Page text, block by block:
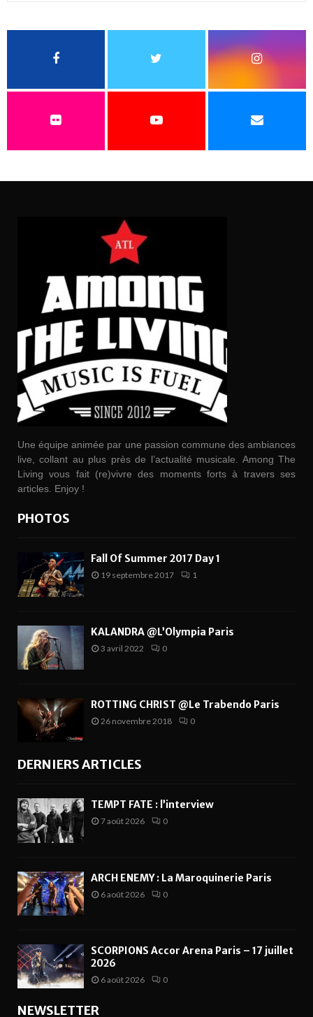
Une équipe animée par une passion commune des ambiances
live, collant au plus près de l’actualité musicale. Among The
Living vous fait (re)vivre des moments forts à travers ses
articles. Enjoy !
PHOTOS
Fall Of Summer 2017 Day 1
19 septembre 2017 1
KALANDRA @L’Olympia Paris
3 avril 2022 0
ROTTING CHRIST @Le Trabendo Paris
26 novembre 2018 0
DERNIERS ARTICLES
TEMPT FATE : l’interview
7 août 2026 0
ARCH ENEMY : La Maroquinerie Paris
6 août 2026 0
SCORPIONS Accor Arena Paris – 17 juillet
2026
6 août 2026 0
NEWSLETTER